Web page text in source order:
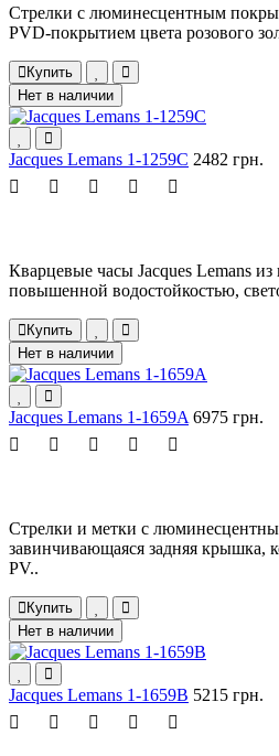
Стрелки с люминесцентным
PVD-покрытием цвета розового
Купить
Нет в наличии
Jacques Lemans 1-1259C 2482 грн.
Кварцевые часы Jacques Lemans из
повышенной водостойкостью,
Купить
Нет в наличии
Jacques Lemans 1-1659A 6975 грн.
Стрелки и метки с
завинчивающаяся задняя крышка,
PV..
Купить
Нет в наличии
Jacques Lemans 1-1659B 5215 грн.